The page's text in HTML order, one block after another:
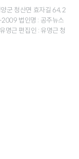
군 청산면 효자길 64, 2
법인명 : 공주뉴스
근 편집인 : 유명근 청